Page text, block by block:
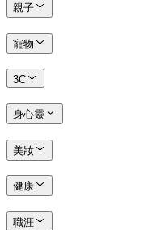
親子
寵物
3C
身心靈
美妝
健康
職涯